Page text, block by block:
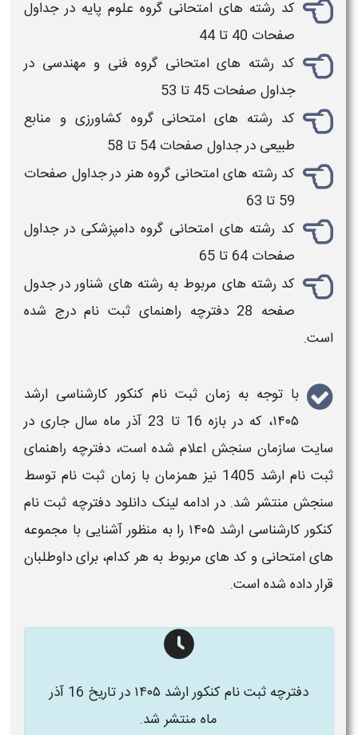
کد رشته های امتحانی گروه علوم پایه در جداول
صفحات 40 تا 44
کد رشته های امتحانی گروه فنی و مهندسی در
جداول صفحات 45 تا 53
کد رشته های امتحانیگروه کشاورزی و منابع
طبیعی در جداول صفحات 54 تا 58
کد رشته های امتحانی گروه هنر در جداول صفحات
59 تا 63
کد رشته های امتحانی گروه دامپزشکی در جداول
صفحات 64 تا 65
کد رشته های مربوط به رشته های شناور در جدول
صفحه 28 دفترچه راهنمای ثبت نام درج شده
است.
با توجه به زمان ثبت نام کنکور کارشناسی ارشد
۱۴۰۵
، که در بازه 16 تا 23 آذر ماه سال جاری در
سایت سازمان سنجش اعلام شده است، دفترچه راهنمای
ثبت نامارشد 1405
نیز همزمان با زمان ثبت نام توسط
سنجش منتشر شد. در ادامه لینک دانلود دفترچه ثبت نام
کنکور کارشناسی ارشد ۱۴۰۵ را به منظور آشنایی با مجموعه
هایامتحانیو کد های مربوط به هر کدام، برای داوطلبان
قرار داده شده است.
دفترچه ثبت نام کنکور ارشد ۱۴۰۵
در تاریخ 16 آذر
ماه منتشر شد.